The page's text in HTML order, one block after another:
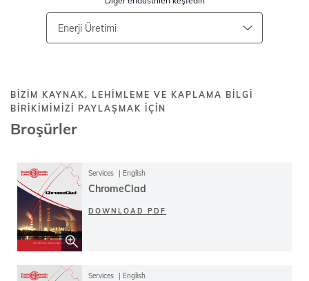
BIZIM KAYNAK, LEHIMLEME VE KAPLAMA BILGI
BIRIKIMIMIZI PAYLAŞMAK IÇIN
Broşürler
Services English
ChromeClad
DOWNLOAD PDF
Services English